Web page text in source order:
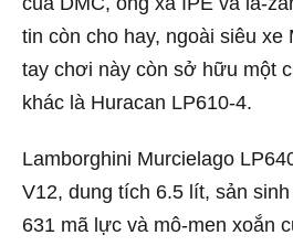
tin còn cho hay, ngoài siêu xe
tay chơi này còn sở hữu một
khác là Huracan LP610-4.
Lamborghini Murcielago
V12, dung tích 6.5 lít, sản
631 mã lực và mô-men xoắn